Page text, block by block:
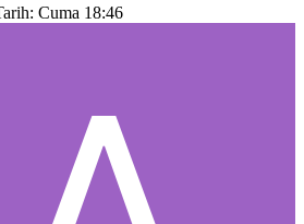
Cuma 18:46